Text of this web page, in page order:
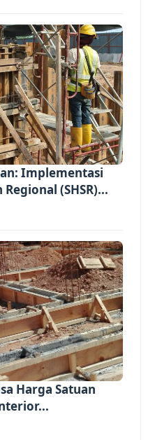
Implementasi
(SHSR)...
Harga Satuan